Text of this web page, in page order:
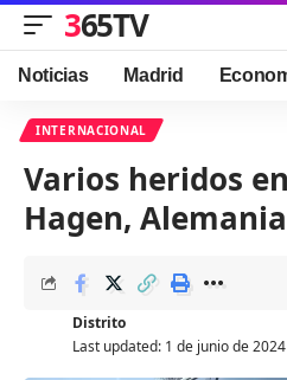
365TV
Noticias Madrid
INTERNACIONAL
Varios heridos
Hagen,
Last updated: 1 de junio de
Distrito